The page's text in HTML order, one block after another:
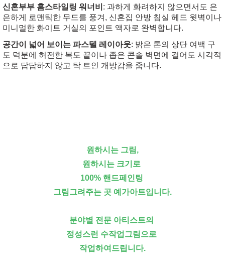
신혼부부 홈스타일링 워너비 : 과하게 화려하지 않으면서도 은
은하게 로맨틱한 무드를 풍겨, 신혼집 안방 침실 헤드 윗벽이나
미니멀한 화이트 거실의 포인트 액자로 완벽합니다.
공간이 넓어 보이는 파스텔 레이아웃: 밝은 톤의 상단 여백 구
도 덕분에 허전한 복도 끝이나 좁은 콘솔 벽면에 걸어도 시각적
으로 답답하지 않고 탁 트인 개방감을 줍니다.
원하시는 그림,
원하시는 크기로
100% 핸드페인팅
그림그려주는 곳 예가아트입니다.
분야별 전문 아티스트의
정성스런 수작업그림으로
작업하여드립니다.